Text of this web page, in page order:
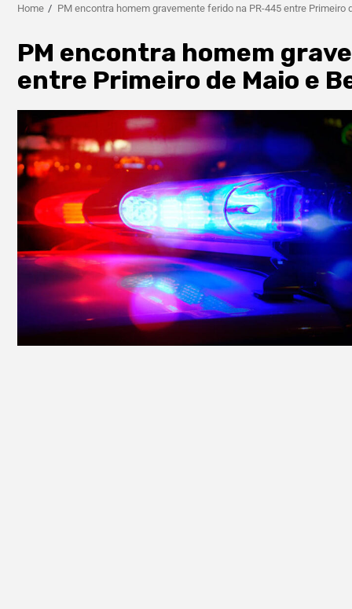
Home PM encontra homem gravemente ferido na PR-445 entre Primeiro
PM encontra homem
entre Primeiro de Maio e